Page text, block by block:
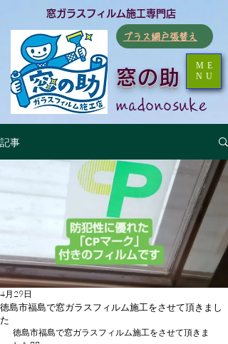
窓の助
​窓ガラスフィルム施工専門店
​madonosuke
​プラス網戸張替え
ME
NU
記事
徳島市福島で窓ガラスフィルム施工をさせて頂きまし
た
4月29日
徳島市福島で窓ガラスフィルム施工をさせて頂きま